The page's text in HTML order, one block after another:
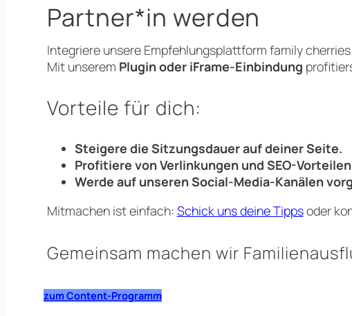
Partner*in werden
Integriere unsere Empfehlungsplattform family
Mit unserem Plugin oder iFrame-Einbindung
Vorteile für dich:
Steigere die Sitzungsdauer auf deiner Seite.
Profitiere von Verlinkungen und SEO-
Werde auf unseren Social-Media-Kanälen
Mitmachen ist einfach: Schick uns deine Tippsoder
Gemeinsam machen wir
zum Content-Programm